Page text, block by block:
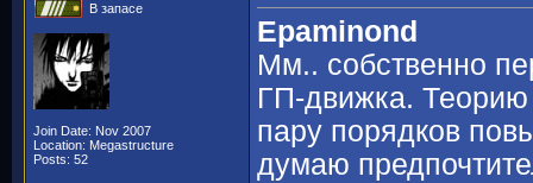
В запасе
Join Date: Nov 2007
Location: Megastructure
Posts: 52
Epaminond
Мм.. собственно
ГП-движка. Теорию
пару порядков
думаю